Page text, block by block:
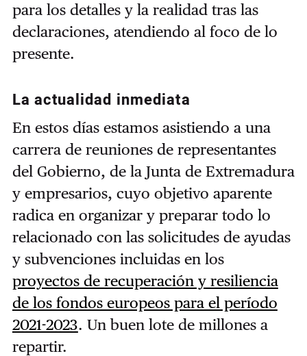
para los detalles y la realidad tras las
declaraciones, atendiendo al foco de lo
presente.
La actualidad inmediata
En estos días estamos asistiendo a una
carrera de reuniones de representantes
del Gobierno, de la Junta de Extremadura
y empresarios, cuyo objetivo aparente
radica en organizar y preparar todo lo
relacionado con las solicitudes de ayudas
y subvenciones incluidas en los
proyectos de recuperación y resiliencia
de los fondos europeos para el período
2021-2023. Un buen lote de millones a
repartir.